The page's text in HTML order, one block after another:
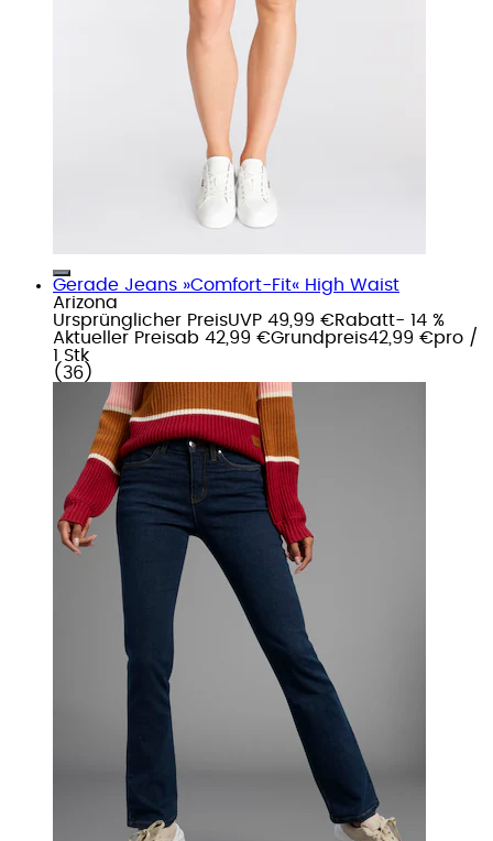
Gerade Jeans »Comfort-Fit« High Waist
Arizona
Ursprünglicher PreisUVP 49,99 €Rabatt- 14 %
Aktueller Preisab 42,99 €Grundpreis42,99 €pro /
1 Stk
( 36 )